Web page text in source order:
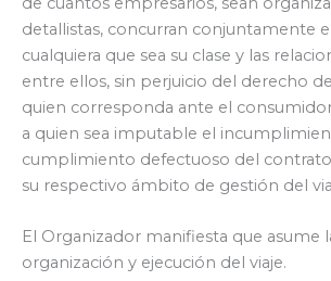
detallistas, concurran conjuntamente
cualquiera que sea su clase y las
entre ellos, sin perjuicio del derecho
quien corresponda ante el
a quien sea imputable el
cumplimiento defectuoso del
su respectivo ámbito de gestión del
El Organizador manifiesta que asume
organización y ejecución del viaje.